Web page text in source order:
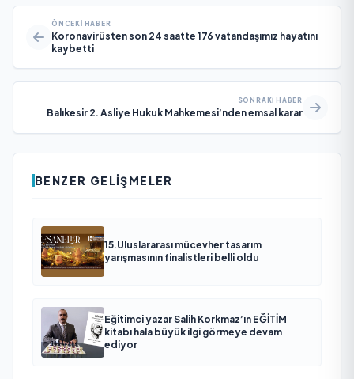
ÖNCEKI HABER
Koronavirüsten son 24 saatte 176 vatandaşımız hayatını
kaybetti
SONRAKI HABER
Balıkesir 2. Asliye Hukuk Mahkemesi’nden emsal karar
BENZER GELIŞMELER
15.Uluslararası mücevher tasarım
yarışmasının finalistleri belli oldu
Eğitimci yazar Salih Korkmaz’ın EĞİTİM
kitabı hala büyük ilgi görmeye devam
ediyor